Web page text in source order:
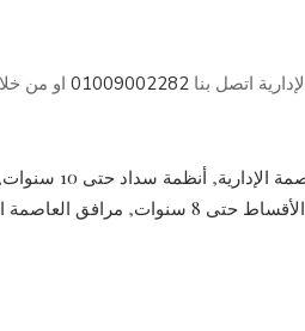
01009002282 او من
, أنظمة سداد حتى 10 سنوات
الأقساط حتى 8 سنوات , مرافق العاصمة